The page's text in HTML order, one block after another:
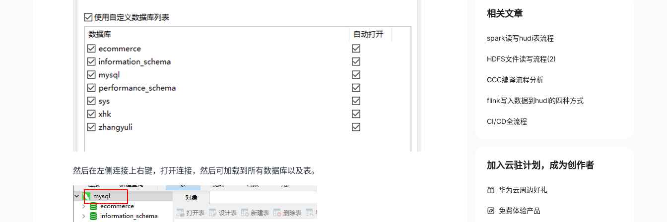
然后在左侧连接上右键，打开连接，然后可加载到所有数据库以及表。
相关文章
spark读写hudi表流程
HDFS文件读写流程(2)
GCC编译流程分析
flink写入数据到hudi的四种方式
CI/CD全流程
加入云驻计划，成为创作者
华为云周边好礼
免费体验产品